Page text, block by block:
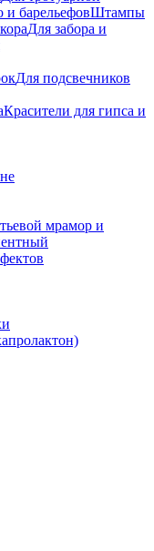
и барельефовШтампы
Для забора и
Для подсвечников
Красители для гипса и
мрамор и